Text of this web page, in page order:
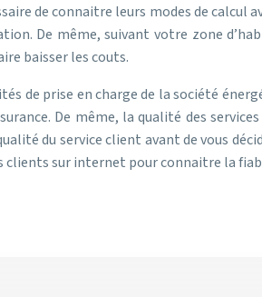
de connaitre leurs modes de calcul
De même, suivant votre zone
baisser les couts.
prise en charge de la société
De même, la qualité des
du service client avant de vous
clients sur internet pour connaitre la